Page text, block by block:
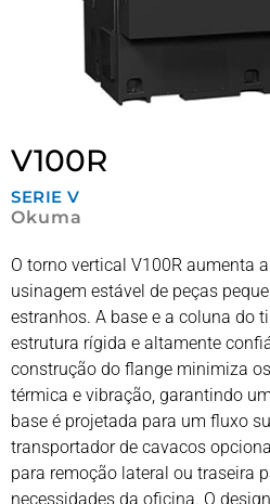
V100R
SERIE V
Okuma
O torno vertical V100R aumenta
usinagem estável de peças
estranhos. A base e a coluna do
estrutura rígida e altamente
construção do flange minimiza
térmica e vibração, garantindo
base é projetada para um fluxo
transportador de cavacos
para remoção lateral ou traseira
necessidades da oficina. O